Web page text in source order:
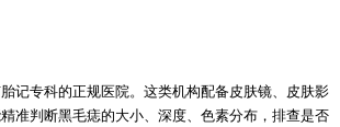
专科的正规医院。这类机构配备皮肤镜、皮肤影
准判断黑毛痣的大小、深度、色素分布，排查是否